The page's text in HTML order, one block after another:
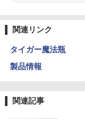
関連リンク
タイガー魔法瓶
製品情報
関連記事